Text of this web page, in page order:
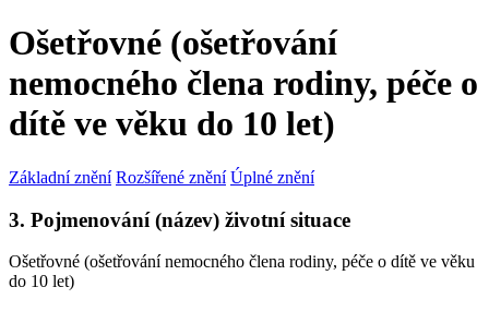
Ošetřovné (ošetřování
nemocného člena rodiny, péče o
dítě ve věku do 10 let)
Základní znění Rozšířené znění Úplné znění
3. Pojmenování (název) životní situace
Ošetřovné (ošetřování nemocného člena rodiny, péče o dítě ve věku
do 10 let)